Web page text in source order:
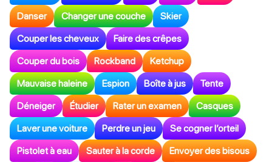
Danser Changer une couche Skier
Couper les cheveux Faire des crêpes
Couper du bois Rockband Ketchup
Mauvaise haleine Espion Boîte à jus Tente
Déneiger Étudier Rater un examen Casques
Laver une voiture Perdre un jeu Se cogner l’orteil
Pistolet à eau Sauter à la corde Envoyer des bisous